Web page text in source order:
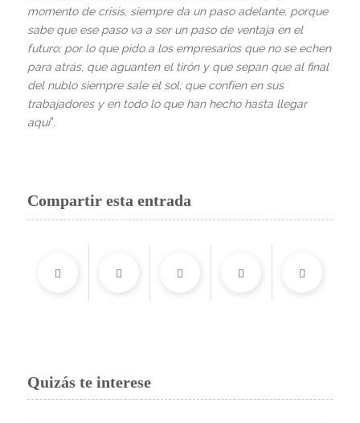
momento de crisis, siempre da un paso adelante, porque
sabe que ese paso va a ser un paso de ventaja en el
futuro; por lo que pido a los empresarios que no se echen
para atrás, que aguanten el tirón y que sepan que al final
del nublo siempre sale el sol; que confíen en sus
trabajadores y en todo lo que han hecho hasta llegar
aquí”.
Compartir esta entrada
Quizás te interese